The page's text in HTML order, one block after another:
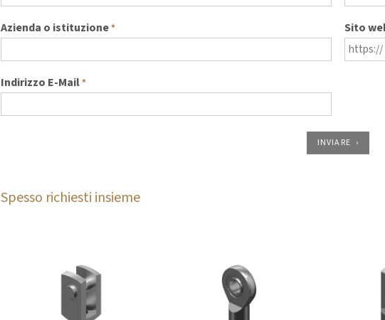
Azienda o istituzione* Sito
Indirizzo E-Mail*
INVIARE
Spesso richiesti insieme